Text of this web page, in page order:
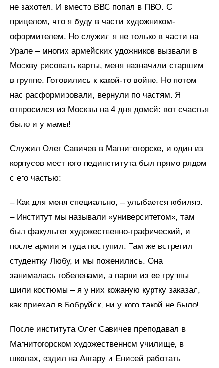
не захотел. И вместо ВВС попал в ПВО. С
прицелом, что я буду в части художником-
оформителем. Но служил я не только в части на
Урале – многих армейских удожников вызвали в
Москву рисовать карты, меня назначили старшим
в группе. Готовились к какой-то войне. Но потом
нас расформировали, вернули по частям. Я
отпросился из Москвы на 4 дня домой: вот счастья
было и у мамы!
Служил Олег Савичев в Магнитогорске, и один из
корпусов местного пединститута был прямо рядом
с его частью:
– Как для меня специально, – улыбается юбиляр.
– Институт мы называли «университетом», там
был факультет художественно-графический, и
после армии я туда поступил. Там же встретил
студентку Любу, и мы поженились. Она
занималась гобеленами, а парни из ее группы
шили костюмы – я у них кожаную куртку заказал,
как приехал в Бобруйск, ни у кого такой не было!
После института Олег Савичев преподавал в
Магнитогорском художественном училище, в
школах, ездил на Ангару и Енисей работать